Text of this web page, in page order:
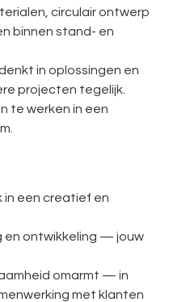
circulair ontwerp
binnen stand- en
in oplossingen en
projecten tegelijk.
te werken in een
in een creatief en
en ontwikkeling — jouw
omarmt — in
met klanten